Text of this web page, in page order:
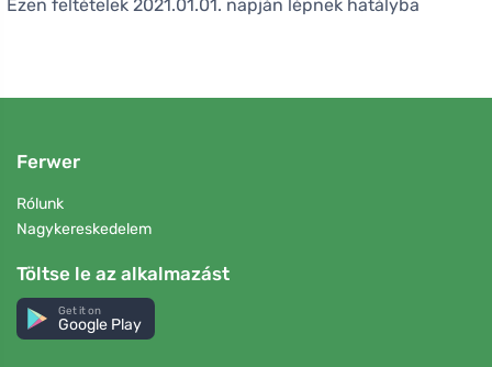
Ezen feltételek 2021.01.01. napján lépnek hatályba
Ferwer
Rólunk
Nagykereskedelem
Töltse le az alkalmazást
Get it on
Google Play